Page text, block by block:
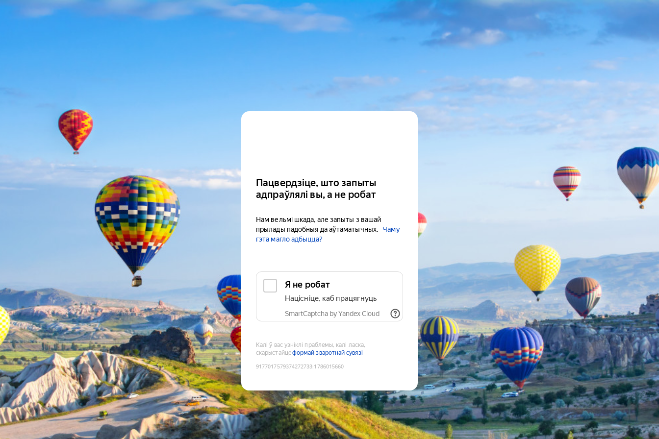
Пацвердзіце, што запыты
адпраўлялі вы, а не робат
Нам вельмі шкада, але запыты з вашай
прылады падобныя да аўтаматычных.
Чаму
гэта магло адбыцца?
Я не робат
Націсніце, каб працягнуць
SmartCaptcha by Yandex Cloud
Калі ў вас узніклі праблемы, калі ласка,
скарыстайцеформай зваротнай сувязі
9177017579374272733:1786015660